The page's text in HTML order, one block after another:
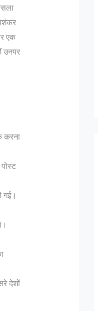
एक
उनपर
करना
गई।
देशों
देने वाले आतंकी संगठन लश्कर-ए-
दिल्ली में दाखिल हो चुके हैं। ये
कभी भी फिदाईन हमले कर
को यह सूचना खुफिया विभाग से